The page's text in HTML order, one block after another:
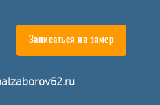
Записаться на замер